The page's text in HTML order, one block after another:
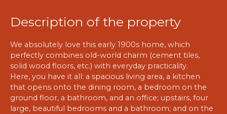
Description of the property
We absolutely love this early 1900s home, which
perfectly combines old-world charm (cement tiles,
solid wood floors, etc.) with everyday practicality.
Here, you have it all: a spacious living area, a kitchen
that opens onto the dining room, a bedroom on the
ground floor, a bathroom, and an office; upstairs, four
large, beautiful bedrooms and a bathroom; and on the